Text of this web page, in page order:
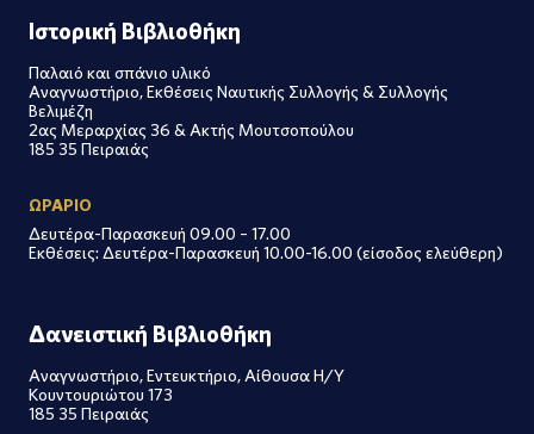
Ιστορική Βιβλιοθήκη
Παλαιό και σπάνιο υλικό
Αναγνωστήριο, Εκθέσεις Ναυτικής Συλλογής & Συλλογής
Βελιμέζη
2ας Μεραρχίας 36 & Ακτής Μουτσοπούλου
185 35 Πειραιάς
ΩΡΑΡΙΟ
Δευτέρα-Παρασκευή 09.00 – 17.00
Εκθέσεις: Δευτέρα-Παρασκευή 10.00-16.00 (είσοδος ελεύθερη)
Δανειστική Βιβλιοθήκη
Αναγνωστήριο, Εντευκτήριο, Αίθουσα Η/Υ
Κουντουριώτου 173
185 35 Πειραιάς